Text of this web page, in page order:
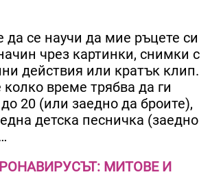
да се научи да мие ръцете си
чрез картинки, снимки с
действия или кратък клип.
време трябва да ги
20 (или заедно да броите),
детска песничка (заедно
МИТОВЕ И